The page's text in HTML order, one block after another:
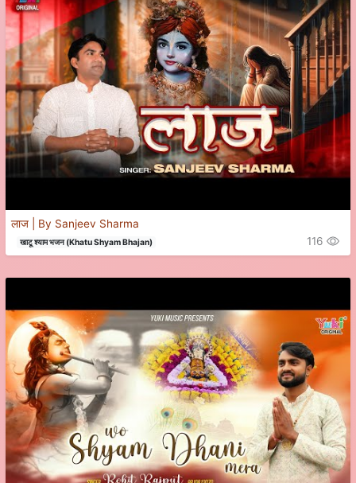
लाज | By Sanjeev Sharma
खाटू श्याम भजन (Khatu Shyam Bhajan) 116